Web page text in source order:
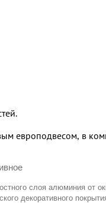
европодвесом, в
слоя алюминия от
декоративного